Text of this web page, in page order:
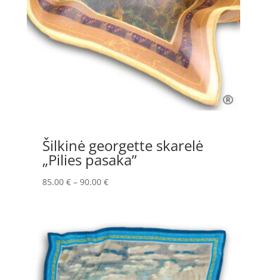
Šilkinė georgette skarelė
„Pilies pasaka”
85.00 € – 90.00 €Price
through
90.00 €